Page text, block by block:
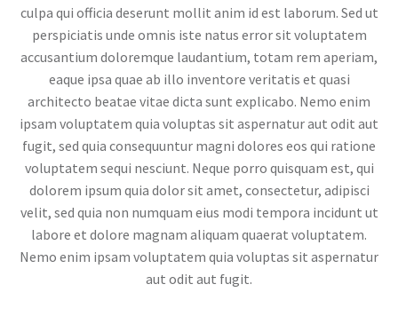
culpa qui officia deserunt mollit anim id est laborum. Sed ut
perspiciatis unde omnis iste natus error sit voluptatem
accusantium doloremque laudantium, totam rem aperiam,
eaque ipsa quae ab illo inventore veritatis et quasi
architecto beatae vitae dicta sunt explicabo. Nemo enim
ipsam voluptatem quia voluptas sit aspernatur aut odit aut
fugit, sed quia consequuntur magni dolores eos qui ratione
voluptatem sequi nesciunt. Neque porro quisquam est, qui
dolorem ipsum quia dolor sit amet, consectetur, adipisci
velit, sed quia non numquam eius modi tempora incidunt ut
labore et dolore magnam aliquam quaerat voluptatem.
Nemo enim ipsam voluptatem quia voluptas sit aspernatur
aut odit aut fugit.